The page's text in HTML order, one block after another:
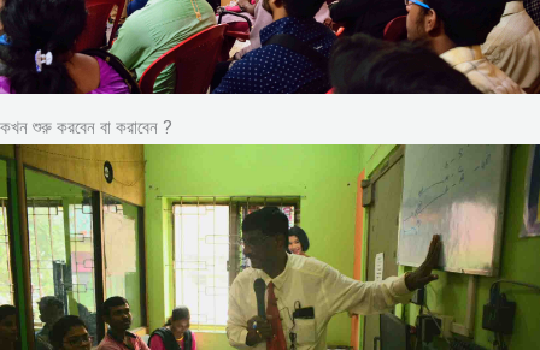
কখন শুরু করবেন বা করাবেন ?